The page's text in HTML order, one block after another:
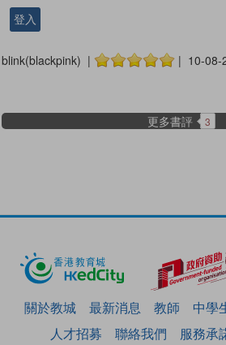
登入
blink(blackpink) | | 10-08-
更多書評 3
關於教城 最新消息 教師 中學
人才招募
聯絡我們 服務承